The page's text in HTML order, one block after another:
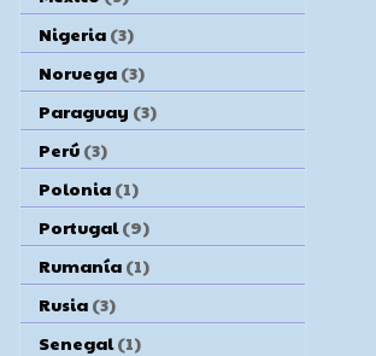
Nigeria (3)
Noruega (3)
Paraguay (3)
Perú (3)
Polonia (1)
Portugal (9)
Rumanía (1)
Rusia (3)
Senegal (1)